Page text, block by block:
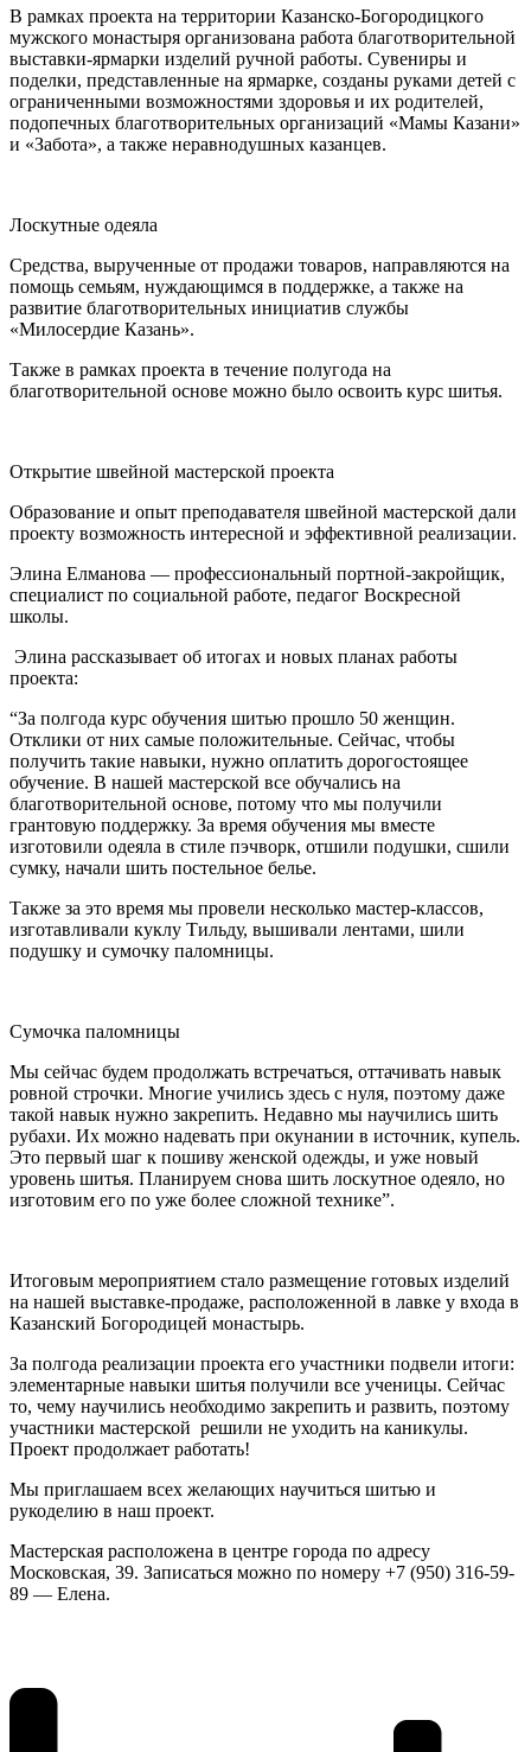
В рамках проекта на территории Казанско-Богородицкого
мужского монастыря организована работа благотворительной
выставки-ярмарки изделий ручной работы. Сувениры и
поделки, представленные на ярмарке, созданы руками детей с
ограниченными возможностями здоровья и их родителей,
подопечных благотворительных организаций «Мамы Казани»
и «Забота», а также неравнодушных казанцев.
Лоскутные одеяла
Средства, вырученные от продажи товаров, направляются на
помощь семьям, нуждающимся в поддержке, а также на
развитие благотворительных инициатив службы
«Милосердие Казань».
Также в рамках проекта в течение полугода на
благотворительной основе можно было освоить курс шитья.
Открытие швейной мастерской проекта
Образование и опыт преподавателя швейной мастерской дали
проекту возможность интересной и эффективной реализации.
Элина Елманова — профессиональный портной-закройщик,
специалист по социальной работе, педагог Воскресной
школы.
Элина рассказывает об итогах и новых планах работы
проекта:
“За полгода курс обучения шитью прошло 50 женщин.
Отклики от них самые положительные. Сейчас, чтобы
получить такие навыки, нужно оплатить дорогостоящее
обучение. В нашей мастерской все обучались на
благотворительной основе, потому что мы получили
грантовую поддержку. За время обучения мы вместе
изготовили одеяла в стиле пэчворк, отшили подушки, сшили
сумку, начали шить постельное белье.
Также за это время мы провели несколько мастер-классов,
изготавливали куклу Тильду, вышивали лентами, шили
подушку и сумочку паломницы.
Сумочка паломницы
Мы сейчас будем продолжать встречаться, оттачивать навык
ровной строчки. Многие учились здесь с нуля, поэтому даже
такой навык нужно закрепить. Недавно мы научились шить
рубахи. Их можно надевать при окунании в источник, купель.
Это первый шаг к пошиву женской одежды, и уже новый
уровень шитья. Планируем снова шить лоскутное одеяло, но
изготовим его по уже более сложной технике”.
Итоговым мероприятием стало размещение готовых изделий
на нашей выставке-продаже, расположенной в лавке у входа в
Казанский Богородицей монастырь.
За полгода реализации проекта его участники подвели итоги:
элементарные навыки шитья получили все ученицы. Сейчас
то, чему научились необходимо закрепить и развить, поэтому
участники мастерской решили не уходить на каникулы.
Проект продолжает работать!
Мы приглашаем всех желающих научиться шитью и
рукоделию в наш проект.
Мастерская расположена в центре города по адресу
Московская, 39. Записаться можно по номеру +7 (950) 316-59-
89 — Елена.